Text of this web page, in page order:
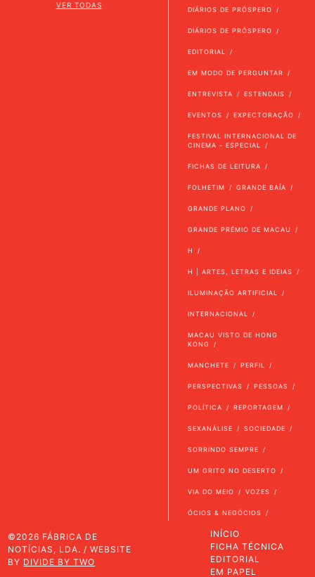
VER TODAS
DIÁRIOS DE PRÓSPERO
DIÁRIOS DE PRÓSPERO
EDITORIAL
EM MODO DE PERGUNTAR
ENTREVISTA ESTENDAIS
EVENTOS EXPECTORAÇÃO
FESTIVAL INTERNACIONAL DE
CINEMA - ESPECIAL
FICHAS DE LEITURA
FOLHETIM GRANDE BAÍA
GRANDE PLANO
GRANDE PRÉMIO DE MACAU
H
H | ARTES, LETRAS E IDEIAS
ILUMINAÇÃO ARTIFICIAL
INTERNACIONAL
MACAU VISTO DE HONG
KONG
MANCHETE PERFIL
PERSPECTIVAS PESSOAS
POLÍTICA REPORTAGEM
SEXANÁLISE SOCIEDADE
SORRINDO SEMPRE
UM GRITO NO DESERTO
VIA DO MEIO VOZES
ÓCIOS & NEGÓCIOS
©2026 FÁBRICA DE
NOTÍCIAS, LDA. / WEBSITE
BY DIVIDE BY TWO
INÍCIO
FICHA TÉCNICA
EDITORIAL
EM PAPEL